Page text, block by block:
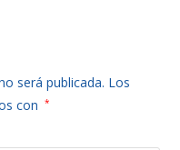
será publicada. Los
con
*